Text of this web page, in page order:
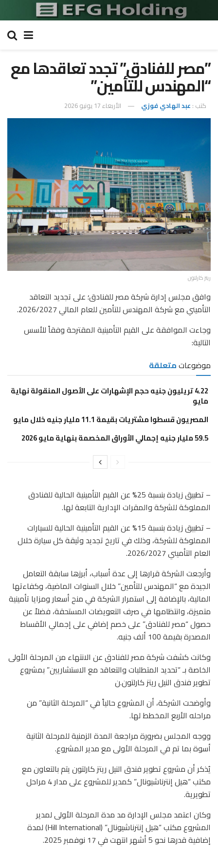
​”مصر للفنادق” تجدد تعاقدها مع
“المهندس للتأمين”
كتب : عبد الهادي فوزي الأربعاء 17 يونيو 2026
ريتز كارلتون
وافق مجلس إدارة شركة مصر للفنادق؛ على تجديد التعاقد
التأميني مع شركة المهندس للتأمين للعام المالي 2026/2027.
وجاءت الموافقة على القيم التأمينية المقترحة وفقاً للأسس
التالية:
موضوعاتمتعلقة
4.22 تريليون جنيه حجم الإشهارات على الأصول المنقولة نهاية
مايو
المصريون قسطوا مشتريات بقيمة 11.1 مليار جنيه خلال مايو
59.5 مليار جنيه إجمالي الأوراق المخصمة بنهاية مايو 2026
– ​تطبيق زيادة بنسبة 25% عن القيم التأمينية الحالية للفنادق
المملوكة للشركة والمقرات الإدارية التابعة لها.
– ​تطبيق زيادة بنسبة 15% عن القيم التأمينية الحالية للسيارات
المملوكة للشركة، وذلك في تاريخ تجديد وثيقة كل سيارة خلال
العام التأميني 2026/2027.
​وأرجعت الشركة قرارها إلى عدة أسباب، أبرزها سابقة التعامل
الجيدة مع “المهندس للتأمين” خلال السنوات الماضية، وكفاءتها
المالية، بالإضافة إلى استمرار الشركة في منح أسعار ومزايا تأمينية
متميزة، وانتظامها في صرف التعويضات المستحقة، فضلاً عن
حصول “مصر للفنادق” على خصم إضافي على إجمالي الأقساط
المصدرة بقيمة 100 ألف جنيه.
وكانت كشفت شركة مصر للفنادق عن الانتهاء من المرحلة الأولى
الخاصة بـ “تحديد المتطلبات والتعاقد مع الاستشاريين” بمشروع
تطوير فندق النيل ريتز كارلتون.ن
​وأوضحت الشركة، أن المشروع حالياً في “المرحلة الثانية” من
مراحله الأربع المخطط لها.
ووجه المجلس بضرورة مراجعة المدة الزمنية للمرحلة الثانية
أسوة بما تم في المرحلة الأولى مع مدير المشروع.
​يُذكر أن مشروع تطوير فندق النيل ريتز كارلتون يتم بالتعاون مع
مكتب “هيل إنترناشيونال” كمدير للمشروع على مدار 4 مراحل
تطويرية.
وكان اعتمد مجلس الإدارة مد مدة المرحلة الأولى لمدير
المشروع مكتب “هيل إنترناشيونال” (Hill International) لمدة
إضافية قدرها نحو 5 أشهر انتهت في 17 نوفمبر 2025.